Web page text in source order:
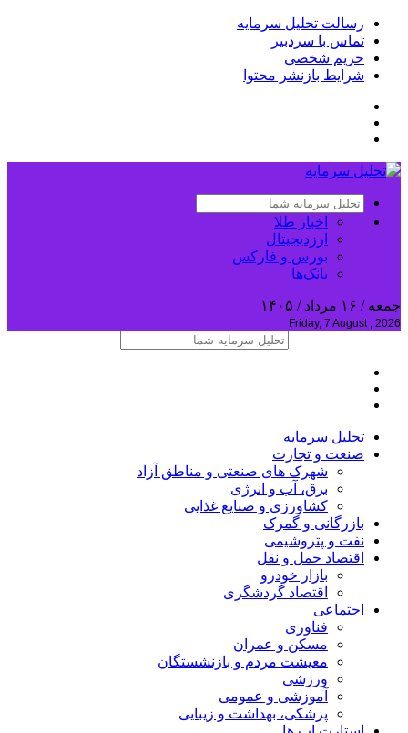
رسالت تحلیل سرمایه
تماس با سردبیر
حریم شخصی
شرایط بازنشر محتوا
اخبار طلا
ارزدیجیتال
بورس و فارکس
بانک‌ها
جمعه / ۱۶ مرداد / ۱۴۰۵
Friday, 7 August , 2026
تحلیل‌ سرمایه
صنعت و تجارت
شهرک های صنعتی و مناطق آزاد
برق، آب و انرژی
کشاورزی و صنایع غذایی
بازرگانی و گمرک
نفت و پتروشیمی
اقتصاد حمل و نقل
بازار خودرو
اقتصاد گردشگری
اجتماعی
فناوری
مسکن و عمران
معیشت مردم و بازنشستگان
ورزشی
آموزشی و عمومی
پزشکی، بهداشت و زیبایی